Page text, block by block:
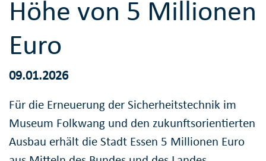
Höhe von 5 Millionen
Euro
09.01.2026
Für die Erneuerung der Sicherheitstechnik im
Museum Folkwang und den zukunftsorientierten
Ausbau erhält die Stadt Essen 5 Millionen Euro